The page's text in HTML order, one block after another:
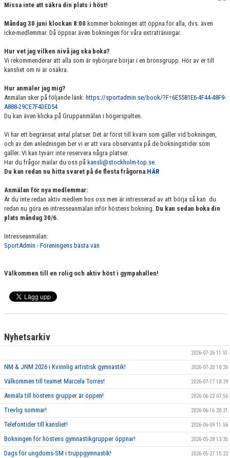
FÖRENINGSPRODUKTER
KONTAKT
Missa inte att säkra din plats i höst!
Måndag 30 juni klockan 8:00 kommer bokningen att öppna för alla, dvs. även
icke-medlemmar. Då öppnar även bokningen för våra extraträningar.
Hur vet jag vilken nivå jag ska boka?
Vi rekommenderar att alla som är nybörjare börjar i en bronsgrupp. Hör av er till
kansliet om ni är osäkra.
Hur anmäler jag mig?
Anmälan sker på följande länk: https://sportadmin.se/book/?F=6E5581E6-4F44-48F9-
A888-29CE7F4DED54
Du kan även klicka på Gruppanmälan i högerspalten.
Vi har ett begränsat antal platser. Det är först till kvarn som gäller vid bokningen,
och av den anledningen ber vi er att vara observanta på de bokningstider som
gäller. Vi kan tyvärr inte reservera några platser.
Har du frågor mailar du oss på kansli@stockholm-top.se.
Du kan redan nu hitta svaret på de flesta frågorna HÄR
Anmälan för nya medlemmar:
Är du inte redan aktiv medlem hos oss men är intresserad av att börja så kan du
redan nu göra en intresseanmälan inför höstens bokning. Du kan sedan boka din
plats måndag 30/6.
Intresseanmälan:
SportAdmin - Föreningens bästa vän
Välkommen till en rolig och aktiv höst i gympahallen!
Nyhetsarkiv
2026-07-26 11:51
NM & JNM 2026 i Kvinnlig artistisk gymnastik! 2026-07-20 10:26
Välkommen till teamet Marcela Torres! 2026-07-17 18:39
Anmäla till höstens grupper är öppen! 2026-06-22 07:56
Trevlig sommar! 2026-06-16 20:21
Telefontider till kansliet! 2026-06-09 11:56
Bokningen för höstens gymnastikgrupper öppnar! 2026-05-28 13:35
Dags för ungdoms-SM i truppgymnastik! 2026-05-27 15:22